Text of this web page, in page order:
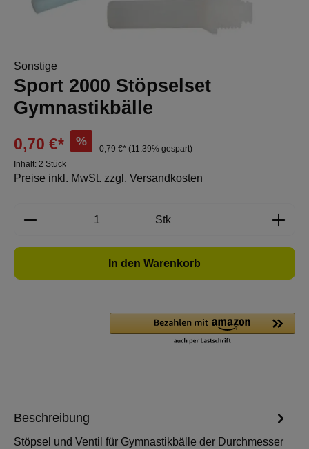
Sonstige
Sport 2000 Stöpselset
Gymnastikbälle
0,70 €* %
0,79 €* (11.39% gespart)
Inhalt: 2 Stück
Preise inkl. MwSt. zzgl. Versandkosten
Produkt Anzahl: Gib den gewünschten
Stk
In den Warenkorb
Beschreibung
Stöpsel und Ventil für Gymnastikbälle der Durchmesser